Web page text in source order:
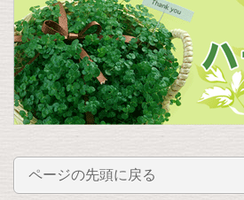
ページの先頭に戻る